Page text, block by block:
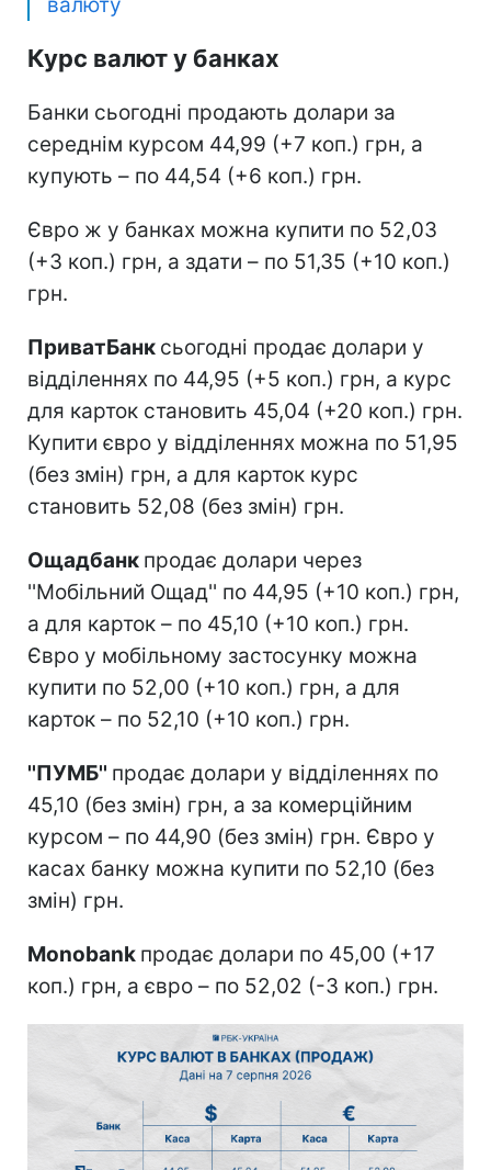
Курс валют у банках
Банки сьогодні продають долари за
середнім курсом 44,99 (+7 коп.) грн, а
купують – по 44,54 (+6 коп.) грн.
Євро ж у банках можна купити по 52,03
(+3 коп.) грн, а здати – по 51,35 (+10 коп.)
грн.
ПриватБанк сьогодні продає долари у
відділеннях по 44,95 (+5 коп.) грн, а курс
для карток становить 45,04 (+20 коп.) грн.
Купити євро у відділеннях можна по 51,95
(без змін) грн, а для карток курс
становить 52,08 (без змін) грн.
Ощадбанк продає долари через
''Мобільний Ощад'' по 44,95 (+10 коп.) грн,
а для карток – по 45,10 (+10 коп.) грн.
Євро у мобільному застосунку можна
купити по 52,00 (+10 коп.) грн, а для
карток – по 52,10 (+10 коп.) грн.
''ПУМБ'' продає долари у відділеннях по
45,10 (без змін) грн, а за комерційним
курсом – по 44,90 (без змін) грн. Євро у
касах банку можна купити по 52,10 (без
змін) грн.
Monobank продає долари по 45,00 (+17
коп.) грн, а євро – по 52,02 (-3 коп.) грн.